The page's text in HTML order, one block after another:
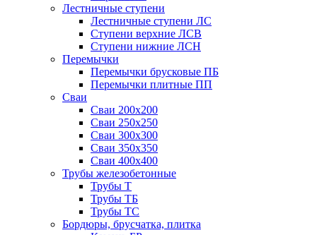
Лестничные ступени
Лестничные ступени ЛС
Ступени верхние ЛСВ
Ступени нижние ЛСН
Перемычки
Перемычки брусковые ПБ
Перемычки плитные ПП
Сваи
Сваи 200х200
Сваи 250х250
Сваи 300х300
Сваи 350х350
Сваи 400х400
Трубы железобетонные
Трубы Т
Трубы ТБ
Трубы ТС
Бордюры, брусчатка, плитка